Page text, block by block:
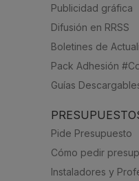
Publicidad gráfica
Difusión en RRSS
Boletines de
Pack Adhesión
Guías
Pide Presupuesto
Cómo pedir
Instaladores y